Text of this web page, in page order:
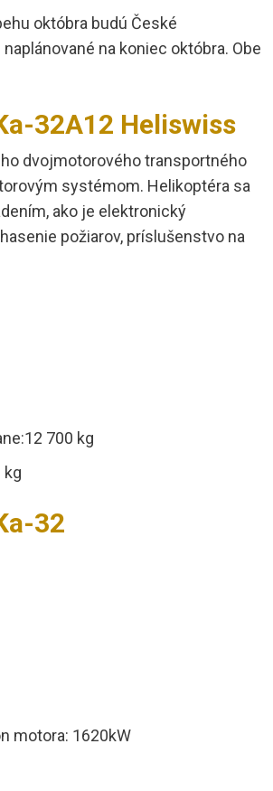
októbra budú České
na koniec októbra. Obe
32A12 Heliswiss
dvojmotorového transportného
systémom. Helikoptéra sa
ako je elektronický
požiarov, príslušenstvo na
700 kg
kg
32
motora: 1620kW